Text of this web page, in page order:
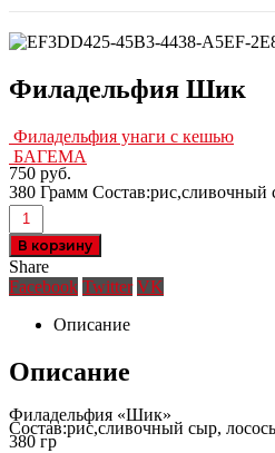
Филадельфия Шик
Филадельфия унаги с кешью
БАГЕМА
750 руб.
380 Грамм Состав:рис,сливочный
В корзину
Share
Facebook Twitter VK
Описание
Описание
Филадельфия «Шик»
Состав:рис,сливочный сыр,
380 гр